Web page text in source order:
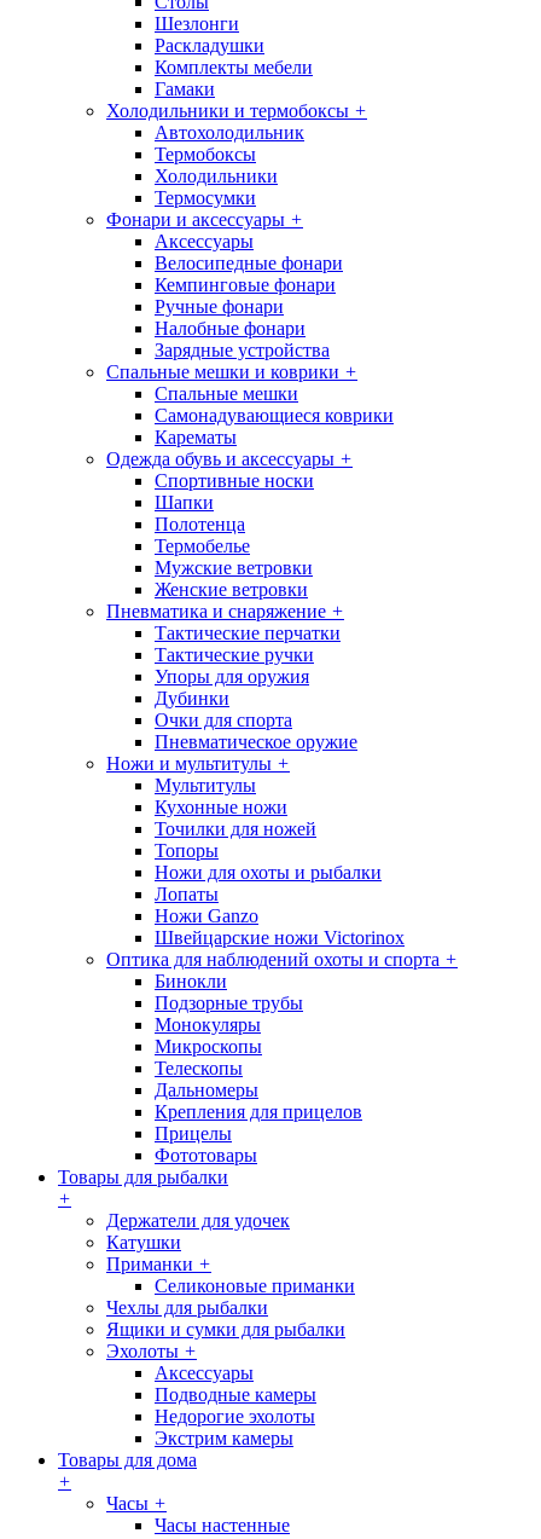
Шезлонги
Раскладушки
Комплекты мебели
Гамаки
Холодильники и термобоксы +
Автохолодильник
Термобоксы
Холодильники
Термосумки
Фонари и аксессуары +
Аксессуары
Велосипедные фонари
Кемпинговые фонари
Ручные фонари
Налобные фонари
Зарядные устройства
Спальные мешки и коврики +
Спальные мешки
Самонадувающиеся коврики
Карематы
Одежда обувь и аксессуары +
Спортивные носки
Шапки
Полотенца
Термобелье
Мужские ветровки
Женские ветровки
Пневматика и снаряжение +
Тактические перчатки
Тактические ручки
Упоры для оружия
Дубинки
Очки для спорта
Пневматическое оружие
Ножи и мультитулы +
Мультитулы
Кухонные ножи
Точилки для ножей
Топоры
Ножи для охоты и рыбалки
Лопаты
Ножи Ganzo
Швейцарские ножи Victorinox
Оптика для наблюдений охоты и спорта +
Бинокли
Подзорные трубы
Монокуляры
Микроскопы
Телескопы
Дальномеры
Крепления для прицелов
Прицелы
Фототовары
Товары для рыбалки
+
Держатели для удочек
Катушки
Приманки +
Селиконовые приманки
Чехлы для рыбалки
Ящики и сумки для рыбалки
Эхолоты +
Аксессуары
Подводные камеры
Недорогие эхолоты
Экстрим камеры
Товары для дома
+
Часы +
Часы настенные